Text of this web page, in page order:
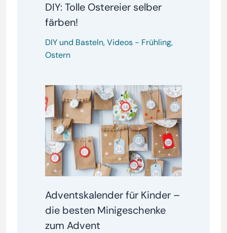
DIY: Tolle Ostereier selber
färben!
DIY und Basteln,Videos- Frühling,
Ostern
Adventskalender für Kinder –
die besten Minigeschenke
zum Advent